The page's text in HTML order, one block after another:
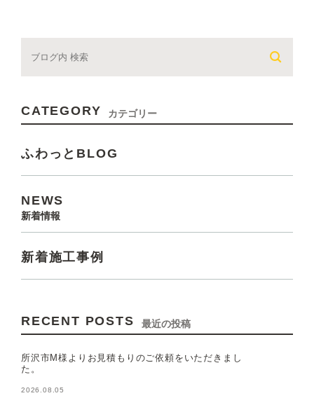
CATEGORY カテゴリー
ふわっとBLOG
NEWS
新着情報
新着施工事例
RECENT POSTS 最近の投稿
所沢市M様よりお見積もりのご依頼をいただきまし
た。
2026.08.05